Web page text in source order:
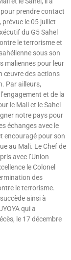
prendre contact
le 05 juillet
du G5 Sahel
le terrorisme et
sous son
maliennes pour leur
œuvre des actions
Par ailleurs,
et de la
le Mali et le Sahel
notre pays pour
échanges avec le
encouragé pour son
au Mali. Le Chef de
avec l’Union
le Colonel
des
le terrorisme.
ainsi à
qui a
le 17 décembre